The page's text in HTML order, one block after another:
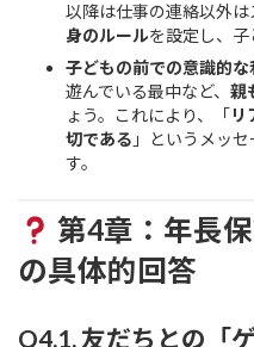
以降は仕事の連絡以外は
身のルールを設定し、子
子どもの前での意識的な
遊んでいる最中など、 親
ょう。これにより、「リ
切である 」というメッ
す。
第4章：年長
の具体的回答
Q4.1. 友だちとの「